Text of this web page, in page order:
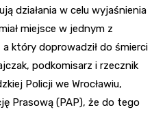
działania w celu wyjaśnienia
miejsce w jednym z
a który doprowadził do śmierci
podkomisarz i rzecznik
Policji we Wrocławiu,
Prasową (PAP), że do tego